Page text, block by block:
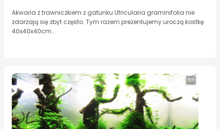
Akwaria z trawniczkiem z gatunku Utricularia graminifolia nie
zdarzają się zbyt często. Tym razem prezentujemy uroczą kostkę
40x40x40cm...